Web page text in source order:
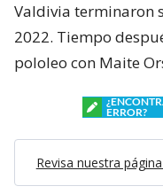
Valdivia terminaron
2022. Tiempo
pololeo con Maite
ERROR?
Revisa nuestra